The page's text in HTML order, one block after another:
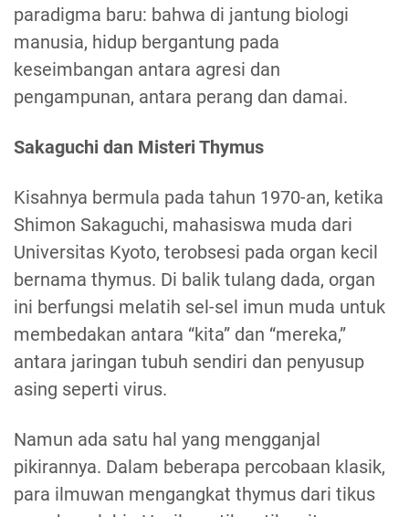
paradigma baru: bahwa di jantung biologi
manusia, hidup bergantung pada
keseimbangan antara agresi dan
pengampunan, antara perang dan damai.
Sakaguchi dan Misteri Thymus
Kisahnya bermula pada tahun 1970-an, ketika
Shimon Sakaguchi, mahasiswa muda dari
Universitas Kyoto, terobsesi pada organ kecil
bernama thymus. Di balik tulang dada, organ
ini berfungsi melatih sel-sel imun muda untuk
membedakan antara “kita” dan “mereka,”
antara jaringan tubuh sendiri dan penyusup
asing seperti virus.
Namun ada satu hal yang mengganjal
pikirannya. Dalam beberapa percobaan klasik,
para ilmuwan mengangkat thymus dari tikus